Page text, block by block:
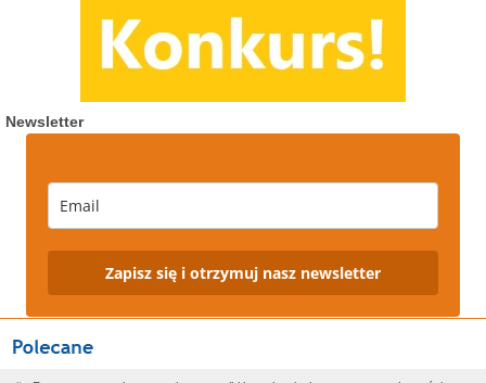
Newsletter
Zapisz się i otrzymuj nasz newsletter